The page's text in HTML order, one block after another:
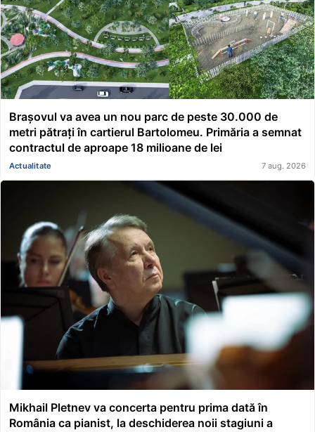
Brașovul va avea un nou parc de peste 30.000 de
metri pătrați în cartierul Bartolomeu. Primăria a semnat
contractul de aproape 18 milioane de lei
Actualitate 7 aug. 2026
Mikhail Pletnev va concerta pentru prima dată în
România ca pianist, la deschiderea noii stagiuni a